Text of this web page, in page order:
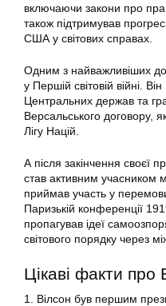
включаючи закони про
також підтримував
США у світових справах.
Одним з найважливіших
у Першій світовій війні.
Центральних держав та
Версальського договору,
Лігу Націй.
А після закінчення своєї
став активним учасником
приймав участь у
Паризькій конференції
пропагував ідеї
світового порядку через
Цікаві факти про
1. Вілсон був першим